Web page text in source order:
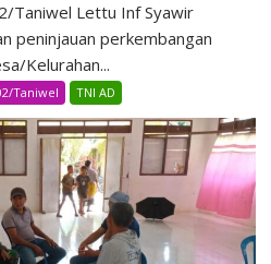
Taniwel Lettu Inf Syawir
peninjauan perkembangan
Kelurahan...
Taniwel TNI AD